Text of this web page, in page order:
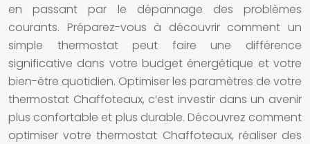
en passant par le dépannage des problèmes
courants. Préparez-vous à découvrir comment un
simple thermostat peut faire une différence
significative dans votre budget énergétique et votre
bien-être quotidien. Optimiser les paramètres de votre
thermostat Chaffoteaux, c’est investir dans un avenir
plus confortable et plus durable. Découvrez comment
optimiser votre thermostat Chaffoteaux, réaliser des